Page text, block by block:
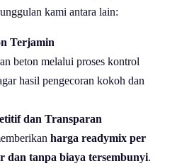
kami antara lain:
Terjamin
beton melalui proses kontrol
hasil pengecoran kokoh dan
dan Transparan
harga readymix per
dan tanpa biaya tersembunyi.